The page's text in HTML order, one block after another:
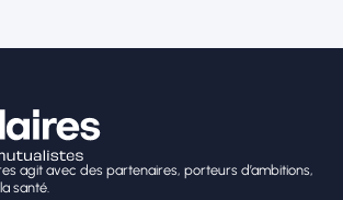
agit avec des partenaires, porteurs d’ambitions,
santé.